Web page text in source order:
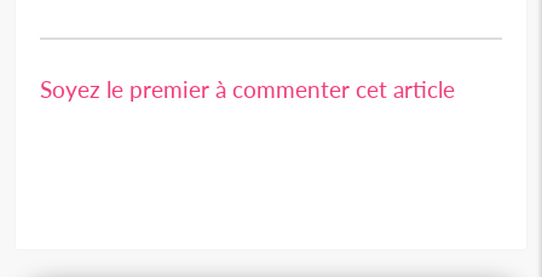
Soyez le premier à commenter cet article